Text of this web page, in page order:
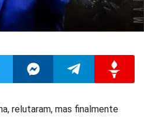
CompartilharCompartilhar
relutaram, mas finalmente